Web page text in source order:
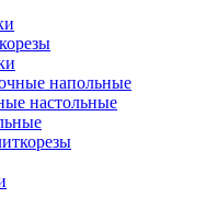
напольные
настольные